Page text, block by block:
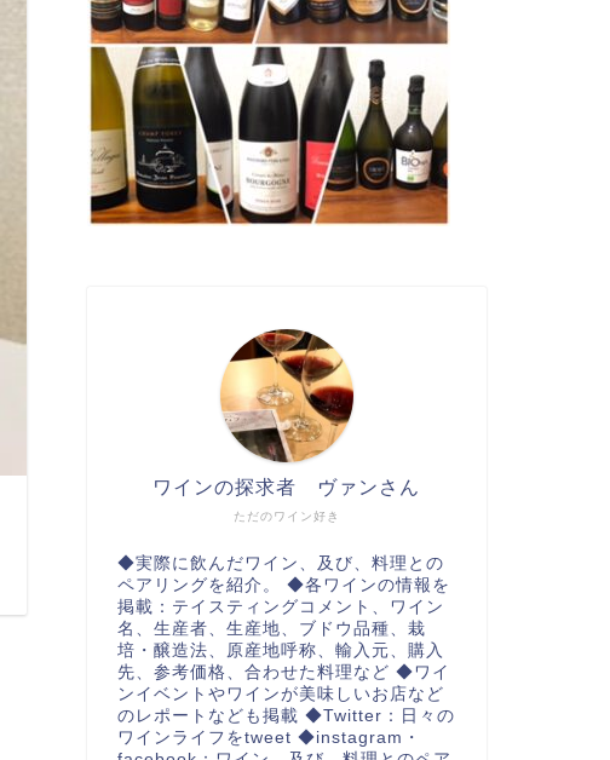
ただのワイン好き
ワインの探求者 ヴァンさん
◆実際に飲んだワイン、及び、料理との
ペアリングを紹介。 ◆各ワインの情報を
掲載：テイスティングコメント、ワイン
名、生産者、生産地、ブドウ品種、栽
培・醸造法、原産地呼称、輸入元、購入
先、参考価格、合わせた料理など ◆ワイ
ンイベントやワインが美味しいお店など
のレポートなども掲載 ◆Twitter：日々の
ワインライフをtweet ◆instagram・